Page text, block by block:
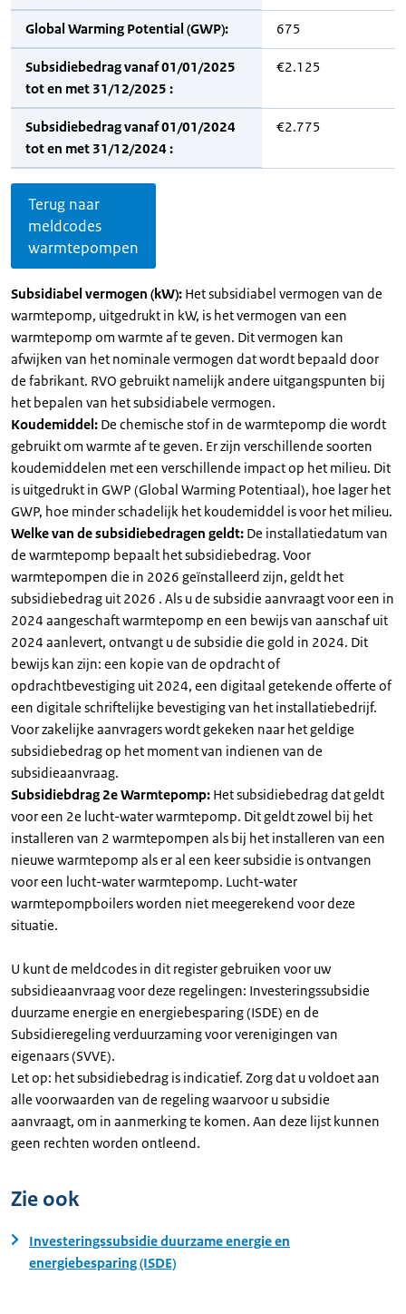
Global Warming Potential (GWP): 675
Subsidiebedrag vanaf 01/01/2025
tot en met 31/12/2025 :
€2.125
Subsidiebedrag vanaf 01/01/2024
tot en met 31/12/2024 :
€2.775
Terug naar
meldcodes
warmtepompen
Subsidiabel vermogen (kW): Het subsidiabel vermogen van de
warmtepomp, uitgedrukt in kW, is het vermogen van een
warmtepomp om warmte af te geven. Dit vermogen kan
afwijken van het nominale vermogen dat wordt bepaald door
de fabrikant. RVO gebruikt namelijk andere uitgangspunten bij
het bepalen van het subsidiabele vermogen.
Koudemiddel: De chemische stof in de warmtepomp die wordt
gebruikt om warmte af te geven. Er zijn verschillende soorten
koudemiddelen met een verschillende impact op het milieu. Dit
is uitgedrukt in GWP (Global Warming Potentiaal), hoe lager het
GWP, hoe minder schadelijk het koudemiddel is voor het milieu.
Welke van de subsidiebedragen geldt: De installatiedatum van
de warmtepomp bepaalt het subsidiebedrag. Voor
warmtepompen die in 2026 geïnstalleerd zijn, geldt het
subsidiebedrag uit 2026 . Als u de subsidie aanvraagt voor een in
2024 aangeschaft warmtepomp en een bewijs van aanschaf uit
2024 aanlevert, ontvangt u de subsidie die gold in 2024. Dit
bewijs kan zijn: een kopie van de opdracht of
opdrachtbevestiging uit 2024, een digitaal getekende offerte of
een digitale schriftelijke bevestiging van het installatiebedrijf.
Voor zakelijke aanvragers wordt gekeken naar het geldige
subsidiebedrag op het moment van indienen van de
subsidieaanvraag.
Subsidiebdrag 2e Warmtepomp: Het subsidiebedrag dat geldt
voor een 2e lucht-water warmtepomp. Dit geldt zowel bij het
installeren van 2 warmtepompen als bij het installeren van een
nieuwe warmtepomp als er al een keer subsidie is ontvangen
voor een lucht-water warmtepomp. Lucht-water
warmtepompboilers worden niet meegerekend voor deze
situatie.
U kunt de meldcodes in dit register gebruiken voor uw
subsidieaanvraag voor deze regelingen: Investeringssubsidie
duurzame energie en energiebesparing (ISDE) en de
Subsidieregeling verduurzaming voor verenigingen van
eigenaars (SVVE).
Let op: het subsidiebedrag is indicatief. Zorg dat u voldoet aan
alle voorwaarden van de regeling waarvoor u subsidie
aanvraagt, om in aanmerking te komen. Aan deze lijst kunnen
geen rechten worden ontleend.
Zie ook
Investeringssubsidie duurzame energie en
energiebesparing (ISDE)